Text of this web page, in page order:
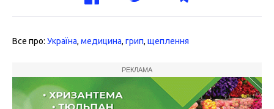
Все про: Україна, медицина, грип, щеплення
РЕКЛАМА